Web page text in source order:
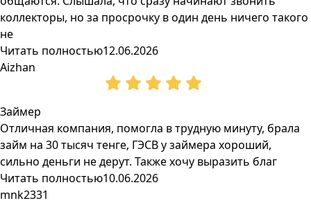
коллекторы, но за просрочку в один день ничего такого
не
Читать полностью12.06.2026
Aizhan
Займер
Отличная компания, помогла в трудную минуту, брала
займ на 30 тысяч тенге, ГЭСВ у займера хороший,
сильно деньги не дерут. Также хочу выразить благ
Читать полностью10.06.2026
mnk2331